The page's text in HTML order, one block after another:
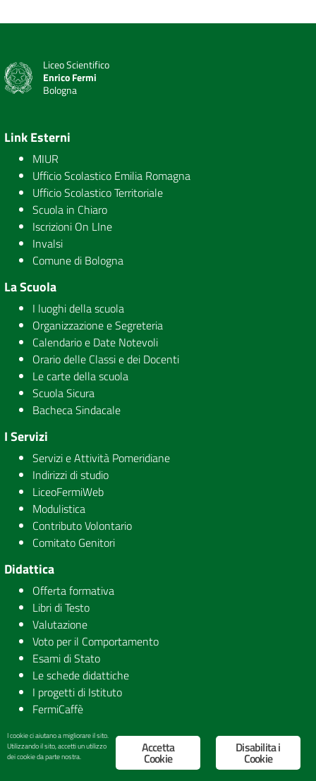
Liceo Scientifico
Enrico Fermi
Bologna
Link Esterni
MIUR
Ufficio Scolastico Emilia Romagna
Ufficio Scolastico Territoriale
Scuola in Chiaro
Iscrizioni On LIne
Invalsi
Comune di Bologna
La Scuola
I luoghi della scuola
Organizzazione e Segreteria
Calendario e Date Notevoli
Orario delle Classi e dei Docenti
Le carte della scuola
Scuola Sicura
Bacheca Sindacale
I Servizi
Servizi e Attività Pomeridiane
Indirizzi di studio
LiceoFermiWeb
Modulistica
Contributo Volontario
Comitato Genitori
Didattica
Offerta formativa
Libri di Testo
Valutazione
Voto per il Comportamento
Esami di Stato
Le schede didattiche
I progetti di Istituto
FermiCaffè
Novità
Le notizie
Disabilita i
Cookie
Accetta
Cookie
I cookie ci aiutano a migliorare il sito.
Utilizzando il sito, accetti un utilizzo
dei cookie da parte nostra.